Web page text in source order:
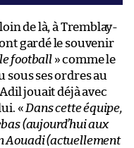
de là, à Tremblay-
gardé le souvenir
football» comme le
sous ses ordres au
jouait déjà avec
« Dans cette équipe,
(aujourd’hui aux
Aouadi (actuellement